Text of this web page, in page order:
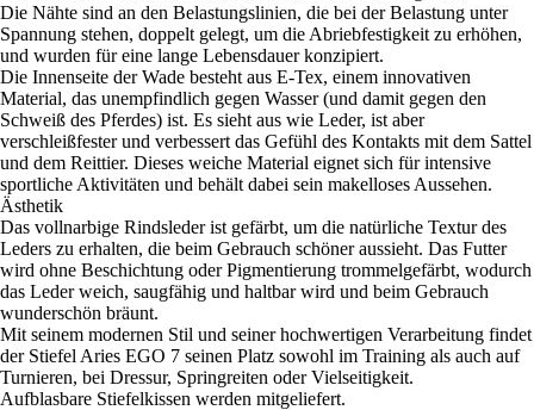
Die Nähte sind an den Belastungslinien, die bei der Belastung unter
Spannung stehen, doppelt gelegt, um die Abriebfestigkeit zu erhöhen,
und wurden für eine lange Lebensdauer konzipiert.
Die Innenseite der Wade besteht aus E-Tex, einem innovativen
Material, das unempfindlich gegen Wasser (und damit gegen den
Schweiß des Pferdes) ist. Es sieht aus wie Leder, ist aber
verschleißfester und verbessert das Gefühl des Kontakts mit dem Sattel
und dem Reittier. Dieses weiche Material eignet sich für intensive
sportliche Aktivitäten und behält dabei sein makelloses Aussehen.
Ästhetik
Das vollnarbige Rindsleder ist gefärbt, um die natürliche Textur des
Leders zu erhalten, die beim Gebrauch schöner aussieht. Das Futter
wird ohne Beschichtung oder Pigmentierung trommelgefärbt, wodurch
das Leder weich, saugfähig und haltbar wird und beim Gebrauch
wunderschön bräunt.
Mit seinem modernen Stil und seiner hochwertigen Verarbeitung findet
der Stiefel Aries EGO 7 seinen Platz sowohl im Training als auch auf
Turnieren, bei Dressur, Springreiten oder Vielseitigkeit.
Aufblasbare Stiefelkissen werden mitgeliefert.